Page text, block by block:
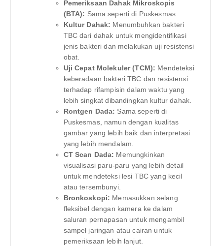
Pemeriksaan Dahak Mikroskopis
(BTA): Sama seperti di Puskesmas.
Kultur Dahak: Menumbuhkan bakteri
TBC dari dahak untuk mengidentifikasi
jenis bakteri dan melakukan uji resistensi
obat.
Uji Cepat Molekuler (TCM): Mendeteksi
keberadaan bakteri TBC dan resistensi
terhadap rifampisin dalam waktu yang
lebih singkat dibandingkan kultur dahak.
Rontgen Dada: Sama seperti di
Puskesmas, namun dengan kualitas
gambar yang lebih baik dan interpretasi
yang lebih mendalam.
CT Scan Dada: Memungkinkan
visualisasi paru-paru yang lebih detail
untuk mendeteksi lesi TBC yang kecil
atau tersembunyi.
Bronkoskopi: Memasukkan selang
fleksibel dengan kamera ke dalam
saluran pernapasan untuk mengambil
sampel jaringan atau cairan untuk
pemeriksaan lebih lanjut.